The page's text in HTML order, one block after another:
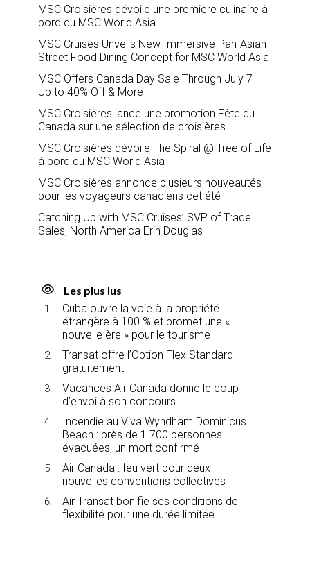
MSC Croisières dévoile une première culinaire à
bord du MSC World Asia
MSC Cruises Unveils New Immersive Pan-Asian
Street Food Dining Concept for MSC World Asia
MSC Offers Canada Day Sale Through July 7 –
Up to 40% Off & More
MSC Croisières lance une promotion Fête du
Canada sur une sélection de croisières
MSC Croisières dévoile The Spiral @ Tree of Life
à bord du MSC World Asia
MSC Croisières annonce plusieurs nouveautés
pour les voyageurs canadiens cet été
Catching Up with MSC Cruises’ SVP of Trade
Sales, North America Erin Douglas
Les plus lus
Cuba ouvre la voie à la propriété
étrangère à 100 % et promet une «
nouvelle ère » pour le tourisme
Transat offre l’Option Flex Standard
gratuitement
Vacances Air Canada donne le coup
d’envoi à son concours
Incendie au Viva Wyndham Dominicus
Beach : près de 1 700 personnes
évacuées, un mort confirmé
Air Canada : feu vert pour deux
nouvelles conventions collectives
Air Transat bonifie ses conditions de
flexibilité pour une durée limitée